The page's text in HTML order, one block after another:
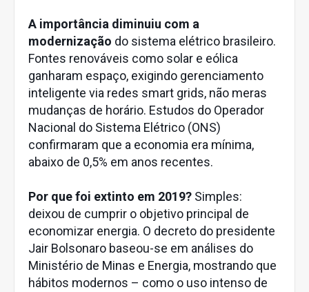
A importância diminuiu com a
modernização do sistema elétrico brasileiro.
Fontes renováveis como solar e eólica
ganharam espaço, exigindo gerenciamento
inteligente via redes smart grids, não meras
mudanças de horário. Estudos do Operador
Nacional do Sistema Elétrico (ONS)
confirmaram que a economia era mínima,
abaixo de 0,5% em anos recentes.
Por que foi extinto em 2019? Simples:
deixou de cumprir o objetivo principal de
economizar energia. O decreto do presidente
Jair Bolsonaro baseou-se em análises do
Ministério de Minas e Energia, mostrando que
hábitos modernos – como o uso intenso de